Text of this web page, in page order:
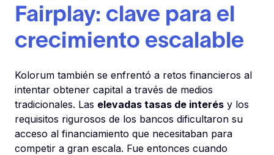
Fairplay: clave para el
crecimiento escalable
Kolorum también se enfrentó a retos financieros al
intentar obtener capital a través de medios
tradicionales. Las elevadas tasas de interés y los
requisitos rigurosos de los bancos dificultaron su
acceso al financiamiento que necesitaban para
competir a gran escala. Fue entonces cuando